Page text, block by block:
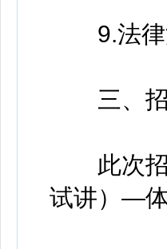
9.法律
三、招
此次招
试讲）—